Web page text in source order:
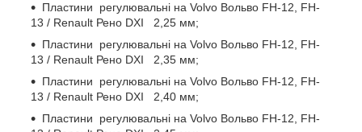
Пластини регулювальні на Volvo Вольво FH-12, FH-
13 / Renault Рено DXI 2,25 мм;
Пластини регулювальні на Volvo Вольво FH-12, FH-
13 / Renault Рено DXI 2,35 мм;
Пластини регулювальні на Volvo Вольво FH-12, FH-
13 / Renault Рено DXI 2,40 мм;
Пластини регулювальні на Volvo Вольво FH-12, FH-